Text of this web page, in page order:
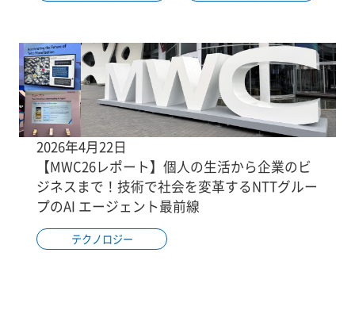
2026年4月22日
【MWC26レポート】個人の生活から企業のビ
ジネスまで！技術で社会を変革するNTTグルー
プのAI エージェント最前線
テクノロジー